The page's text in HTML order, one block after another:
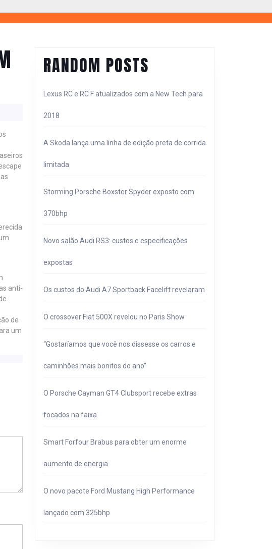
anti-
de
um
RANDOM POSTS
Lexus RC e RC F atualizados com a New Tech para
2018
A Skoda lança uma linha de edição preta de corrida
limitada
Storming Porsche Boxster Spyder exposto com
370bhp
Novo salão Audi RS3: custos e especificações
expostas
Os custos do Audi A7 Sportback Facelift revelaram
O crossover Fiat 500X revelou no Paris Show
“Gostaríamos que você nos dissesse os carros e
caminhões mais bonitos do ano”
O Porsche Cayman GT4 Clubsport recebe extras
focados na faixa
Smart Forfour Brabus para obter um enorme
aumento de energia
O novo pacote Ford Mustang High Performance
lançado com 325bhp